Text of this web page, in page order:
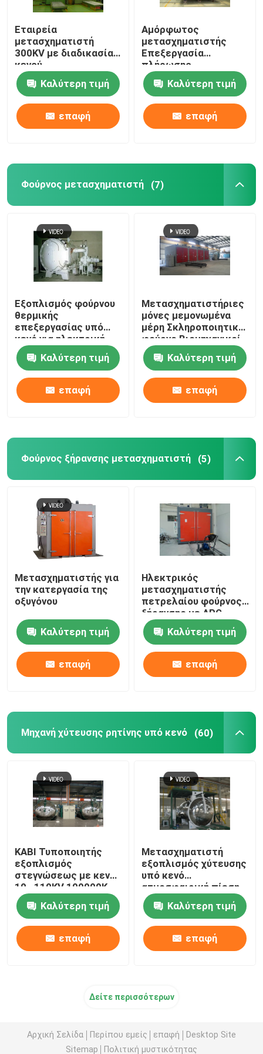
Μετασχηματιστής Χαλκού
Μηχανή για επόξυ ρητίνη
Εταιρεία
μετασχηματιστή
300KV με διαδικασία
κενού
Καλύτερη τιμή
επαφή
Αμόρφωτος
μετασχηματιστής
Επεξεργασία
πλήρωσης
πετρελαίου
Προκαταρκτική
ηλεκτρική δοκιμή
Σκούπιση υπό κενό
Καλύτερη τιμή
επαφή
Φούρνος μετασχηματιστή (7)
Εξοπλισμός φούρνου
θερμικής
επεξεργασίας υπό
κενό για ηλεκτρική
μόνωση
Καλύτερη τιμή
επαφή
Μετασχηματιστήριες
μόνες μεμονωμένα
μέρη Σκληροποιητικό
φούρνο Βιομηχανικοί
φούρνοι στεγνώσεως
Καλύτερη τιμή
επαφή
Φούρνος ξήρανσης μετασχηματιστή (5)
Μετασχηματιστής για
την κατεργασία της
οξυγόνου
Καλύτερη τιμή
επαφή
Ηλεκτρικός
μετασχηματιστής
πετρελαίου φούρνος
ξήρανσης με APG
Vakuum Casting
MachineΚαλύτερη τιμή
επαφή
Μηχανή χύτευσης ρητίνης υπό κενό (60)
ΚΑΒΙ Τυποποιητής
εξοπλισμός
στεγνώσεως με κενό
10 ∙ 110KV 100000K
110-500KV
Καλύτερη τιμή
επαφή
Μετασχηματιστή
εξοπλισμός χύτευσης
υπό κενό
ατμοσφαιρική πίεση
Ηλεκτρική μόνωση
Καλύτερη τιμή
επαφή
Δείτε περισσότερων
Αρχική Σελίδα Περίπου εμείς επαφή
Desktop Site
Sitemap
Πολιτική μυστικότητας